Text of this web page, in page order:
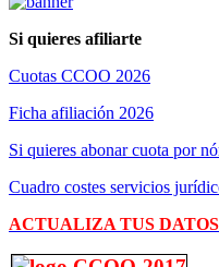
Si quieres afiliarte
Cuotas CCOO 2026
Ficha afiliación 2026
Si quieres abonar cuota por
Cuadro costes servicios
ACTUALIZA TUS